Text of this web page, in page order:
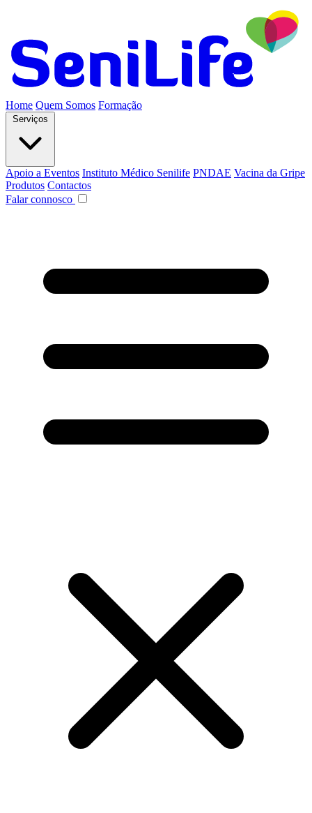
Home Quem Somos Formação
Serviços
Apoio a Eventos Instituto Médico Senilife PNDAE Vacina da Gripe
Produtos Contactos
Falar connosco